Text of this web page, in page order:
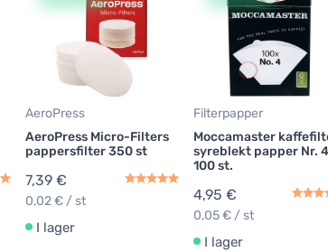
AeroPress
AeroPress Micro-Filters
pappersfilter 350 st
7,39 €
0,02 € / st
I lager
Filterpapper
Moccamaster
syreblekt papper Nr. 4
100 st.
4,95 €
0,05 € / st
I lager